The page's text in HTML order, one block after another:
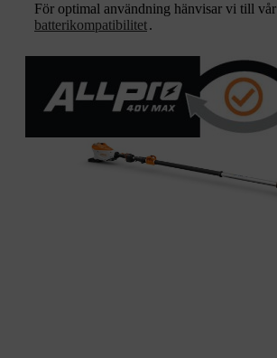
För optimal användning hänvisar vi till vår
batterikompatibilitet.